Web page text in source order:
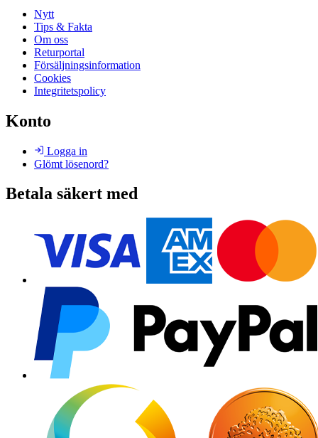
Nytt
Tips & Fakta
Om oss
Returportal
Försäljningsinformation
Cookies
Integritetspolicy
Konto
Logga in
Glömt lösenord?
Betala säkert med